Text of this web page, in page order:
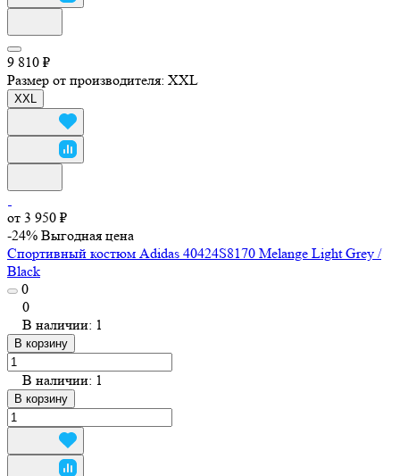
9 810 ₽
Размер от производителя: XXL
XXL
от 3 950 ₽
-24% Выгодная цена
Спортивный костюм Adidas 40424S8170 Melange Light Grey /
Black
0
0
В наличии: 1
В корзину
В наличии: 1
В корзину